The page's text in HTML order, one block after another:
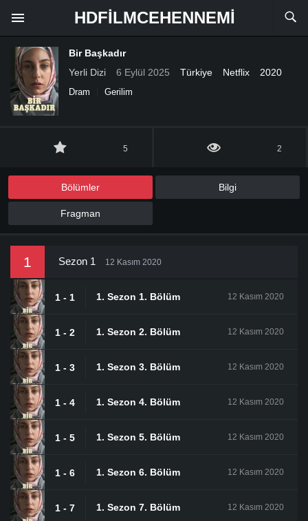
HDFILMCEHENNEMI
Bir Başkadır
Yerli Dizi
6 Eylül 2025 Türkiye Netflix 2020
Dram Gerilim
5 2
Bölümler Bilgi
Fragman
1 Sezon 1 12 Kasım 2020
1 - 1 1. Sezon 1. Bölüm 12 Kasım 2020
1 - 2 1. Sezon 2. Bölüm 12 Kasım 2020
1 - 3 1. Sezon 3. Bölüm 12 Kasım 2020
1 - 4 1. Sezon 4. Bölüm 12 Kasım 2020
1 - 5 1. Sezon 5. Bölüm 12 Kasım 2020
1 - 6 1. Sezon 6. Bölüm 12 Kasım 2020
1 - 7 1. Sezon 7. Bölüm 12 Kasım 2020